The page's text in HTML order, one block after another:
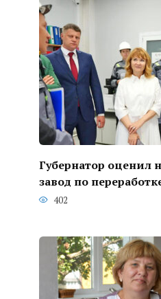
Губернатор оценил
завод по
402